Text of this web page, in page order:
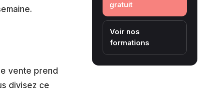
vente prend
divisez ce
gratuit
Voir nos
formations